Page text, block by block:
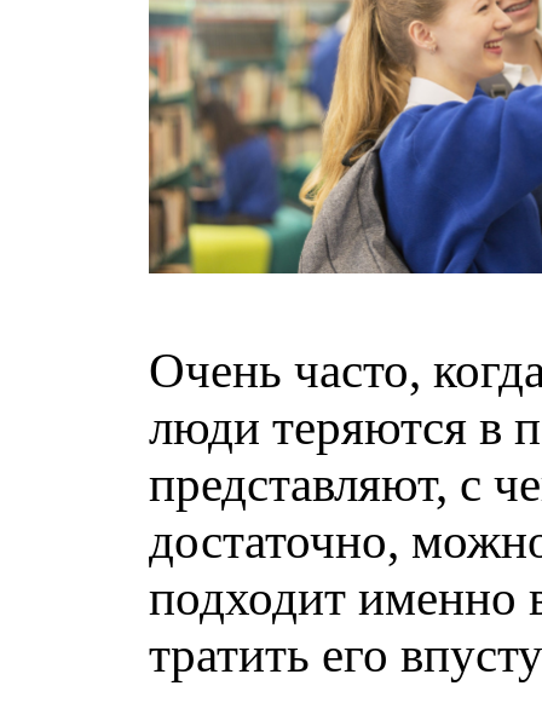
Очень часто,
люди теряются в
представляют, с
достаточно,
подходит именно
тратить его